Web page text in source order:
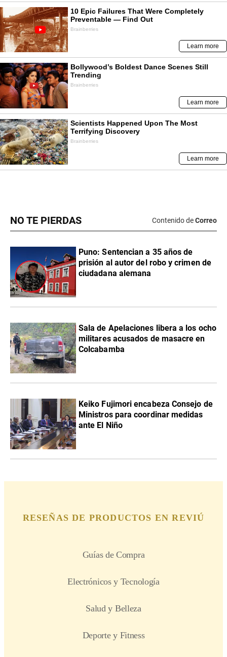
NO TE PIERDAS Contenido deCorreo
Puno: Sentencian a 35 años de
prisión al autor del robo y crimen de
ciudadana alemana
Sala de Apelaciones libera a los ocho
militares acusados de masacre en
Colcabamba
Keiko Fujimori encabeza Consejo de
Ministros para coordinar medidas
ante El Niño